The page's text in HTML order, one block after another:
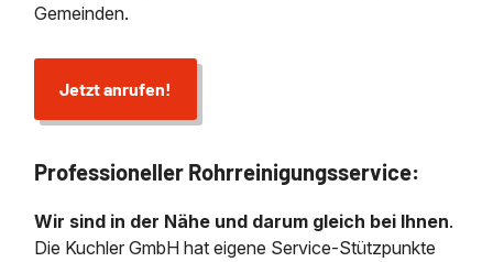
Gemeinden.
Jetzt anrufen!
Professioneller Rohrreinigungsservice:
Wir sind in der Nähe und darum gleich bei Ihnen.
Die Kuchler GmbH hat eigene Service-Stützpunkte